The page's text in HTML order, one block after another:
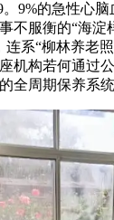
9%的急性心
不服衡的“海淀
连系“柳林养老
机构若何通过
全周期保养系统